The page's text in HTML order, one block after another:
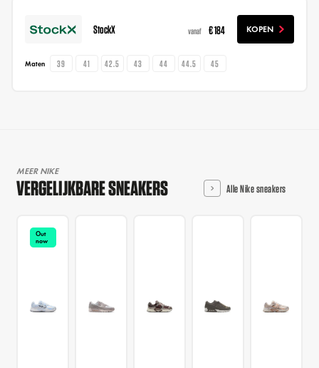
StockX vanaf € 184 KOPEN
Maten 39 41 42.5 43 44 44.5 45
MEER NIKE
VERGELIJKBARE SNEAKERS Alle Nike sneakers
Out
now